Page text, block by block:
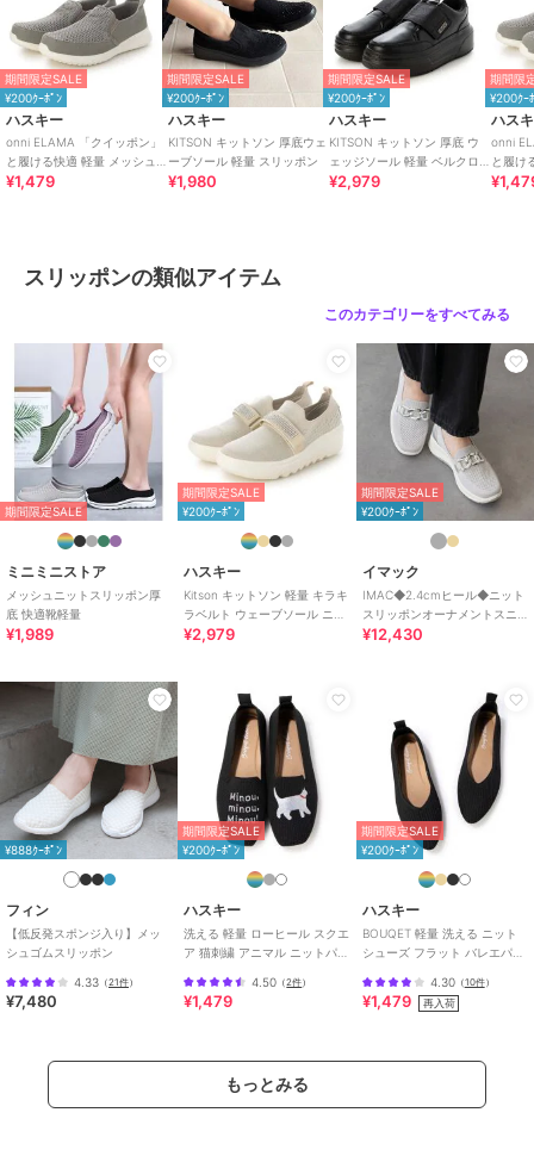
期間限定SALE
¥200ｸｰﾎﾟﾝ
ハスキー
onni ELAMA 「クイッポン」
と履ける快適 軽量 メッシュ
カジュアルスリッポン
¥1,479
期間限定SALE
¥200ｸｰﾎﾟﾝ
ハスキー
KITSON キットソン 厚底ウェ
ーブソール 軽量 スリッポン
¥1,980
期間限定SALE
¥200ｸｰﾎﾟﾝ
ハスキー
KITSON キットソン 厚底 ウ
ェッジソール 軽量 ベルクロ
ローカットスリッポン スニー
¥2,979
期間限
¥200ｸｰ
ハス
onni
と履け
レース
スリッポンの類似アイテム
このカテゴリーをすべてみる
期間限定SALE
ミニミニストア
メッシュニットスリッポン厚
底 快適靴軽量
¥1,989
期間限定SALE
¥200ｸｰﾎﾟﾝ
ハスキー
Kitson キットソン 軽量 キラキ
ラベルト ウェーブソール ニッ
トスリッポン
¥2,979
期間限定SALE
¥200ｸｰﾎﾟﾝ
イマック
IMAC◆2.4cmヒール◆ニット
スリッポンオーナメントスニ
ーカー
¥12,430
¥888ｸｰﾎﾟﾝ
フィン
【低反発スポンジ入り】メッ
シュゴムスリッポン
4.33 （21件）
¥7,480
期間限定SALE
¥200ｸｰﾎﾟﾝ
ハスキー
洗える 軽量 ローヒール スクエ
ア 猫刺繍 アニマル ニットパン
ズ
4.50 （2件）
¥1,479
期間限定SALE
¥200ｸｰﾎﾟﾝ
ハスキー
BOUQET 軽量 洗える ニット
シューズ フラット バレエパン
4.30（10件）
¥1,479 再入荷
もっとみる